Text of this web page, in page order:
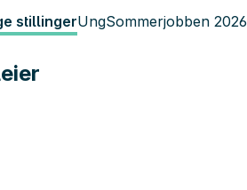
stillingerUngSommerjobben 2026